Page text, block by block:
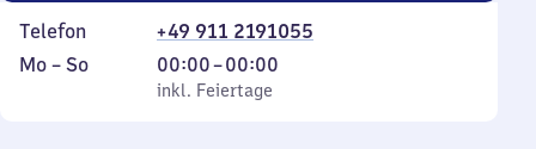
Telefon
+49 911 2191055
Montag
Mo – So,
inkl. Feiertage
00:00–00:00
Von
0
inkl. Feiertage